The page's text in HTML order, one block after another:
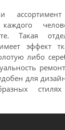
каждого
Такая
эффект
либо
для